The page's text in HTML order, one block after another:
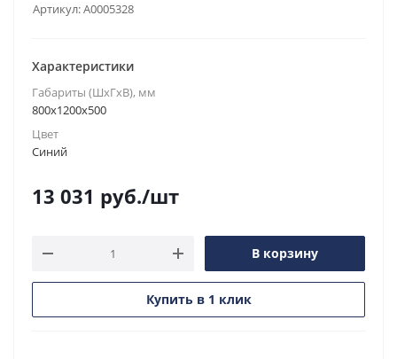
Артикул:А0005328
Характеристики
Габариты (ШxГxВ), мм
800x1200x500
Цвет
Синий
13 031 руб./шт
В корзину
Купить в 1 клик